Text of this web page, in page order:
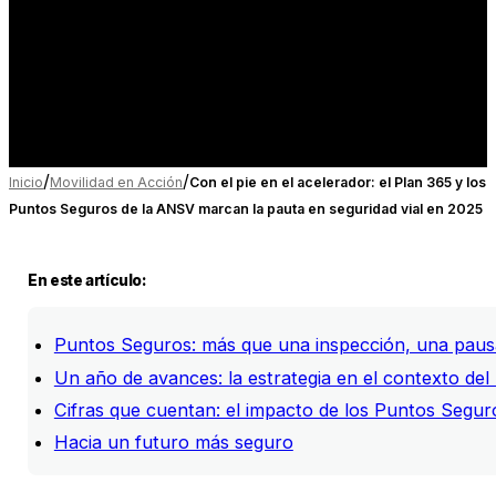
Inicio/Movilidad en Acción/Con el pie en el acelerador: el Plan 365 y los
Puntos Seguros de la ANSV marcan la pauta en seguridad vial en 2025
En este artículo:
Puntos Seguros: más que una inspección, una
Un año de avances: la estrategia en el contexto del
Cifras que cuentan: el impacto de los Puntos
Hacia un futuro más seguro